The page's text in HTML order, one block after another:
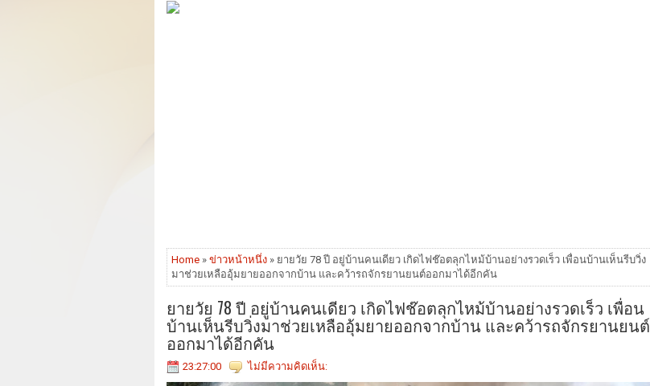
Home » ข่าวหน้าหนึ่ง » ยายวัย 78 ปี อยู่บ้านคนเดียว เกิดไฟช๊อตลุกไหม้บ้านอย่างรวดเร็ว เพื่อนบ้านเห็นรีบวิ่ง
มาช่วยเหลืออุ้มยายออกจากบ้าน และคว้ารถจักรยานยนต์ออกมาได้อีกคัน
ยายวัย 78 ปี อยู่บ้านคนเดียว เกิดไฟช๊อตลุกไหม้บ้านอย่างรวดเร็ว เพื่อน
บ้านเห็นรีบวิ่งมาช่วยเหลืออุ้มยายออกจากบ้าน และคว้ารถจักรยานยนต์
ออกมาได้อีกคัน
23:27:00 ไม่มีความคิดเห็น: